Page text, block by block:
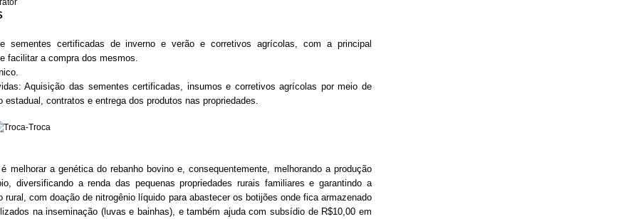
sementes certificadas de inverno e verão e corretivos agrícolas, com a principal
facilitar a compra dos mesmos.
das sementes certificadas, insumos e corretivos agrícolas por meio de
contratos e entrega dos produtos nas propriedades.
melhorar a genética do rebanho bovino e, consequentemente, melhorando a produção
diversificando a renda das pequenas propriedades rurais familiares e garantindo a
rural, com doação de nitrogênio líquido para abastecer os botijões onde fica armazenado
na inseminação (luvas e bainhas), e também ajuda com subsídio de R$10,00 em